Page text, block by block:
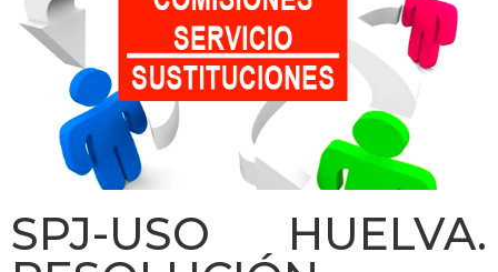
SPJ-USO HUELVA.